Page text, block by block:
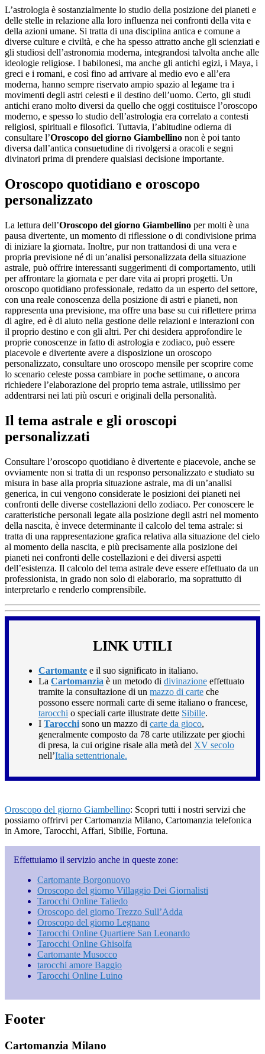
L’astrologia è sostanzialmente lo studio della posizione dei pianeti e
delle stelle in relazione alla loro influenza nei confronti della vita e
della azioni umane. Si tratta di una disciplina antica e comune a
diverse culture e civiltà, e che ha spesso attratto anche gli scienziati e
gli studiosi dell’astronomia moderna, integrandosi talvolta anche alle
ideologie religiose. I babilonesi, ma anche gli antichi egizi, i Maya, i
greci e i romani, e così fino ad arrivare al medio evo e all’era
moderna, hanno sempre riservato ampio spazio al legame tra i
movimenti degli astri celesti e il destino dell’uomo. Certo, gli studi
antichi erano molto diversi da quello che oggi costituisce l’oroscopo
moderno, e spesso lo studio dell’astrologia era correlato a contesti
religiosi, spirituali e filosofici. Tuttavia, l’abitudine odierna di
consultare l’Oroscopo del giorno Giambellino non è poi tanto
diversa dall’antica consuetudine di rivolgersi a oracoli e segni
divinatori prima di prendere qualsiasi decisione importante.
Oroscopo quotidiano e oroscopo
personalizzato
La lettura dell’Oroscopo del giorno Giambellino per molti è una
pausa divertente, un momento di riflessione o di condivisione prima
di iniziare la giornata. Inoltre, pur non trattandosi di una vera e
propria previsione né di un’analisi personalizzata della situazione
astrale, può offrire interessanti suggerimenti di comportamento, utili
per affrontare la giornata e per dare vita ai propri progetti. Un
oroscopo quotidiano professionale, redatto da un esperto del settore,
con una reale conoscenza della posizione di astri e pianeti, non
rappresenta una previsione, ma offre una base su cui riflettere prima
di agire, ed è di aiuto nella gestione delle relazioni e interazioni con
il proprio destino e con gli altri. Per chi desidera approfondire le
proprie conoscenze in fatto di astrologia e zodiaco, può essere
piacevole e divertente avere a disposizione un oroscopo
personalizzato, consultare uno oroscopo mensile per scoprire come
lo scenario celeste possa cambiare in poche settimane, o ancora
richiedere l’elaborazione del proprio tema astrale, utilissimo per
addentrarsi nei lati più oscuri e originali della personalità.
Il tema astrale e gli oroscopi
personalizzati
Consultare l’oroscopo quotidiano è divertente e piacevole, anche se
ovviamente non si tratta di un responso personalizzato e studiato su
misura in base alla propria situazione astrale, ma di un’analisi
generica, in cui vengono considerate le posizioni dei pianeti nei
confronti delle diverse costellazioni dello zodiaco. Per conoscere le
caratteristiche personali legate alla posizione degli astri nel momento
della nascita, è invece determinante il calcolo del tema astrale: si
tratta di una rappresentazione grafica relativa alla situazione del cielo
al momento della nascita, e più precisamente alla posizione dei
pianeti nei confronti delle costellazioni e dei diversi aspetti
dell’esistenza. Il calcolo del tema astrale deve essere effettuato da un
professionista, in grado non solo di elaborarlo, ma soprattutto di
interpretarlo e renderlo comprensibile.
LINK UTILI
Cartomante e il suo significato in italiano.
La Cartomanzia è un metodo di divinazione effettuato
tramite la consultazione di un mazzo di carte che
possono essere normali carte di seme italiano o francese,
tarocchi o speciali carte illustrate dette Sibille.
I Tarocchisono un mazzo di carte da gioco,
generalmente composto da 78 carte utilizzate per giochi
di presa, la cui origine risale alla metà del XV secolo
nell’Italia settentrionale.
Oroscopo del giorno Giambellino: Scopri tutti i nostri servizi che
possiamo offrirvi per Cartomanzia Milano, Cartomanzia telefonica
in Amore, Tarocchi, Affari, Sibille, Fortuna.
Effettuiamo il servizio anche in queste zone:
Cartomante Borgonuovo
Oroscopo del giorno Villaggio Dei Giornalisti
Tarocchi Online Taliedo
Oroscopo del giorno Trezzo Sull’Adda
Oroscopo del giorno Legnano
Tarocchi Online Quartiere San Leonardo
Tarocchi Online Ghisolfa
Cartomante Musocco
tarocchi amore Baggio
Tarocchi Online Luino
Footer
Cartomanzia Milano